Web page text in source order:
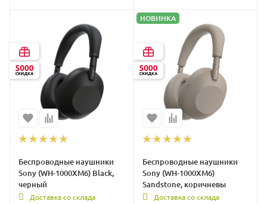
Беспроводные наушники
Sony (WH-1000XM6) Black,
черный
Доставка со склада
НОВИНКА
Беспроводные наушники
Sony (WH-1000XM6)
Sandstone, коричневы
Доставка со склада